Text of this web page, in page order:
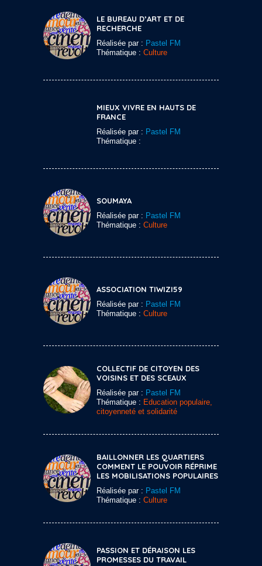
LE BUREAU D’ART ET DE
RECHERCHE
Réalisée par : Pastel FM
Thématique : Culture
MIEUX VIVRE EN HAUTS DE
FRANCE
Réalisée par : Pastel FM
Thématique :
SOUMAYA
Réalisée par : Pastel FM
Thématique : Culture
ASSOCIATION TIWIZI59
Réalisée par : Pastel FM
Thématique : Culture
COLLECTIF DE CITOYEN DES
VOISINS ET DES SCEAUX
Réalisée par : Pastel FM
Thématique : Education populaire,
citoyenneté et solidarité
BAILLONNER LES QUARTIERS
COMMENT LE POUVOIR RÉPRIME
LES MOBILISATIONS POPULAIRES
Réalisée par : Pastel FM
Thématique : Culture
PASSION ET DÉRAISON LES
PROMESSES DU TRAVAIL